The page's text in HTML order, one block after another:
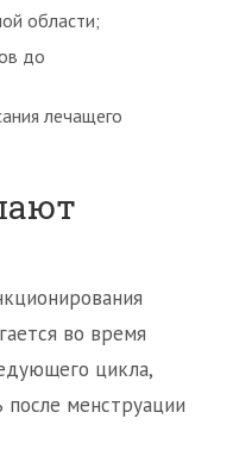
области;
до
лечащего
во время
цикла,
менструации